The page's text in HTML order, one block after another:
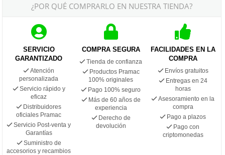
¿POR QUÉ COMPRARLO EN NUESTRA TIENDA?
SERVICIO
GARANTIZADO
Atención
personalizada
Servicio rápido y
eficaz
Distribuidores
oficiales Pramac
Servicio Post-venta y
Garantías
Suministro de
accesorios y recambios
COMPRA SEGURA
Tienda de confianza
Productos Pramac
100% originales
Pago 100% seguro
Más de 60 años de
experiencia
Derecho de
devolución
FACILIDADES EN LA
COMPRA
Envíos gratuitos
Entregas en 24
horas
Asesoramiento en la
compra
Pago a plazos
Pago con
criptomonedas